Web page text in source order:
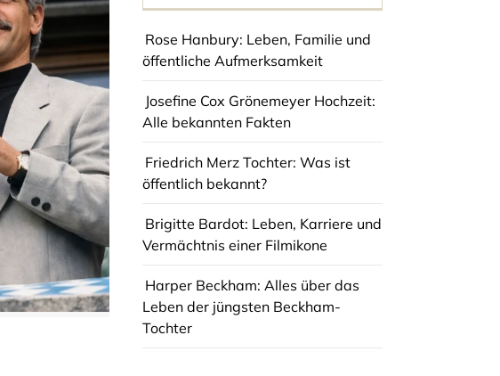
Rose Hanbury: Leben, Familie und
öffentliche Aufmerksamkeit
Josefine Cox Grönemeyer Hochzeit:
Alle bekannten Fakten
Friedrich Merz Tochter: Was ist
öffentlich bekannt?
Brigitte Bardot: Leben, Karriere und
Vermächtnis einer Filmikone
Harper Beckham: Alles über das
Leben der jüngsten Beckham-
Tochter